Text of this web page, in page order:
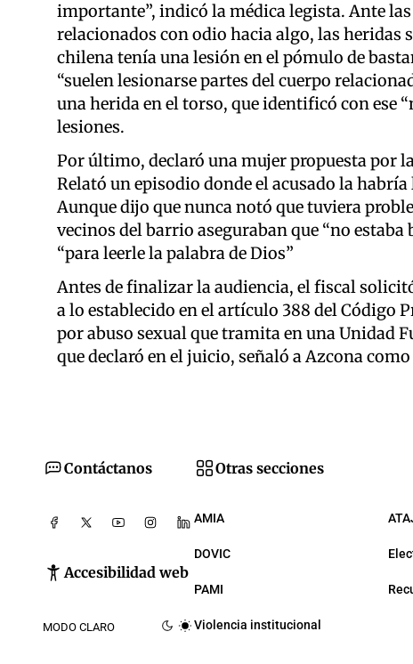
importante”, indicó la médica legista. Ante
relacionados con odio hacia algo, las heridas
chilena tenía una lesión en el pómulo de
“suelen lesionarse partes del cuerpo
una herida en el torso, que identificó con ese
lesiones.
Por último, declaró una mujer propuesta por
Relató un episodio donde el acusado la
Aunque dijo que nunca notó que tuviera
vecinos del barrio aseguraban que “no
“para leerle la palabra de Dios”
Antes de finalizar la audiencia, el fiscal
a lo establecido en el artículo 388 del Código
por abuso sexual que tramita en una Unidad
que declaró en el juicio, señaló a Azcona
Contáctanos
Accesibilidad web
MODO CLARO
Otras secciones
AMIA
DOVIC
PAMI
Violencia institucional